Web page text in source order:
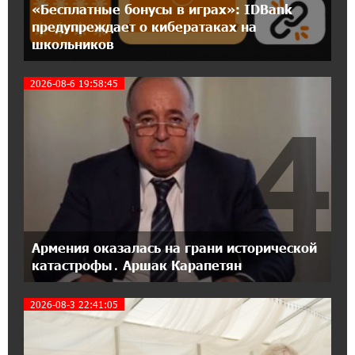
12:56:04 11-07-2026
Станьте акционером Юнибанка и
предложением
21:45:09 9-07-2026
IDBank предупреждает о мошеннических
звонках от имени пенсионных фондов
15:50:50 9-07-2026
Небольшой французский уголок в Раздане
при сотрудничестве с Конверс МСБ
15:18:39 9-07-2026
Предателя Пашиняна нужно скинуть с трона.
Аршак Карапетян
«Бесплатные бонусы в играх»: IDBank
предупреждает о кибератаках на
школьников
2026-08-6 19:58:45
Армения оказалась на грани исторической
катастрофы․ Аршак Карапетян
4
2026-08-3 22:41:05